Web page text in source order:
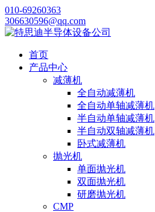
010-69260363
306630596@qq.com
首页
产品中心
减薄机
全自动减薄机
全自动单轴减薄机
半自动单轴减薄机
半自动双轴减薄机
卧式减薄机
抛光机
单面抛光机
双面抛光机
研磨抛光机
CMP